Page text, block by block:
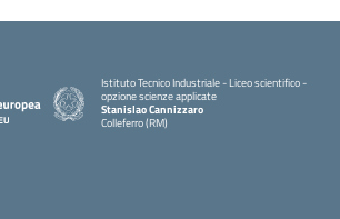
Istituto Tecnico Industriale - Liceo scientifico -
opzione scienze applicate
Stanislao Cannizzaro
Colleferro (RM)